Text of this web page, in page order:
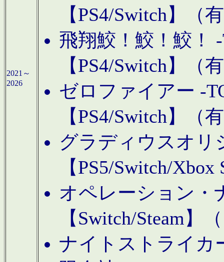
2021～
2026
【PS4/Switch】（
飛翔鮫！鮫！鮫！
【PS4/Switch】（
ゼロファイアー -
【PS4/Switch】（
グラディウスオリ
【PS5/Switch/
オペレーション・
【Switch/Steam】
ナイトストライカ